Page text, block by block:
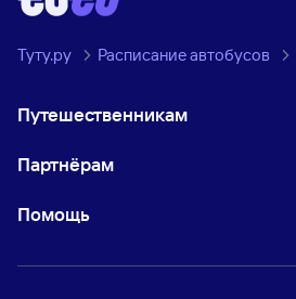
Туту.ру Расписание автобусов
Путешественникам
Партнёрам
Помощь